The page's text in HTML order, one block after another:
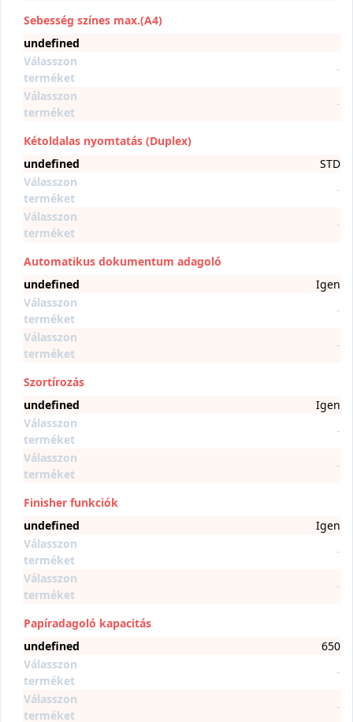
Sebesség színes max.(A4)
undefined
Válasszon
terméket
-
Válasszon
terméket
-
Kétoldalas nyomtatás (Duplex)
undefined
STD
Válasszon
terméket
-
Válasszon
terméket
-
Automatikus dokumentum adagoló
undefined
Igen
Válasszon
terméket
-
Válasszon
terméket
-
Szortírozás
undefined
Igen
Válasszon
terméket
-
Válasszon
terméket
-
Finisher funkciók
undefined
Igen
Válasszon
terméket
-
Válasszon
terméket
-
Papíradagoló kapacitás
undefined
650
Válasszon
terméket
-
Válasszon
terméket
-